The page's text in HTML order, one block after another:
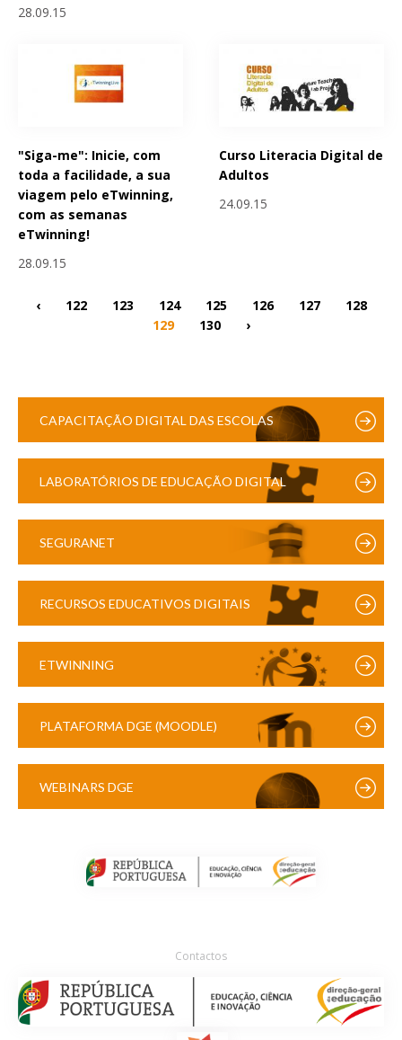
28.09.15
"Siga-me": Inicie, com
toda a facilidade, a sua
viagem pelo eTwinning,
com as semanas
eTwinning!
28.09.15
Curso Literacia Digital de
Adultos
24.09.15
‹ 122 123 124 125 126 127
128
129
130 ›
CAPACITAÇÃO DIGITAL DAS ESCOLAS
LABORATÓRIOS DE EDUCAÇÃO DIGITAL
SEGURANET
RECURSOS EDUCATIVOS DIGITAIS
ETWINNING
PLATAFORMA DGE (MOODLE)
WEBINARS DGE
Contactos